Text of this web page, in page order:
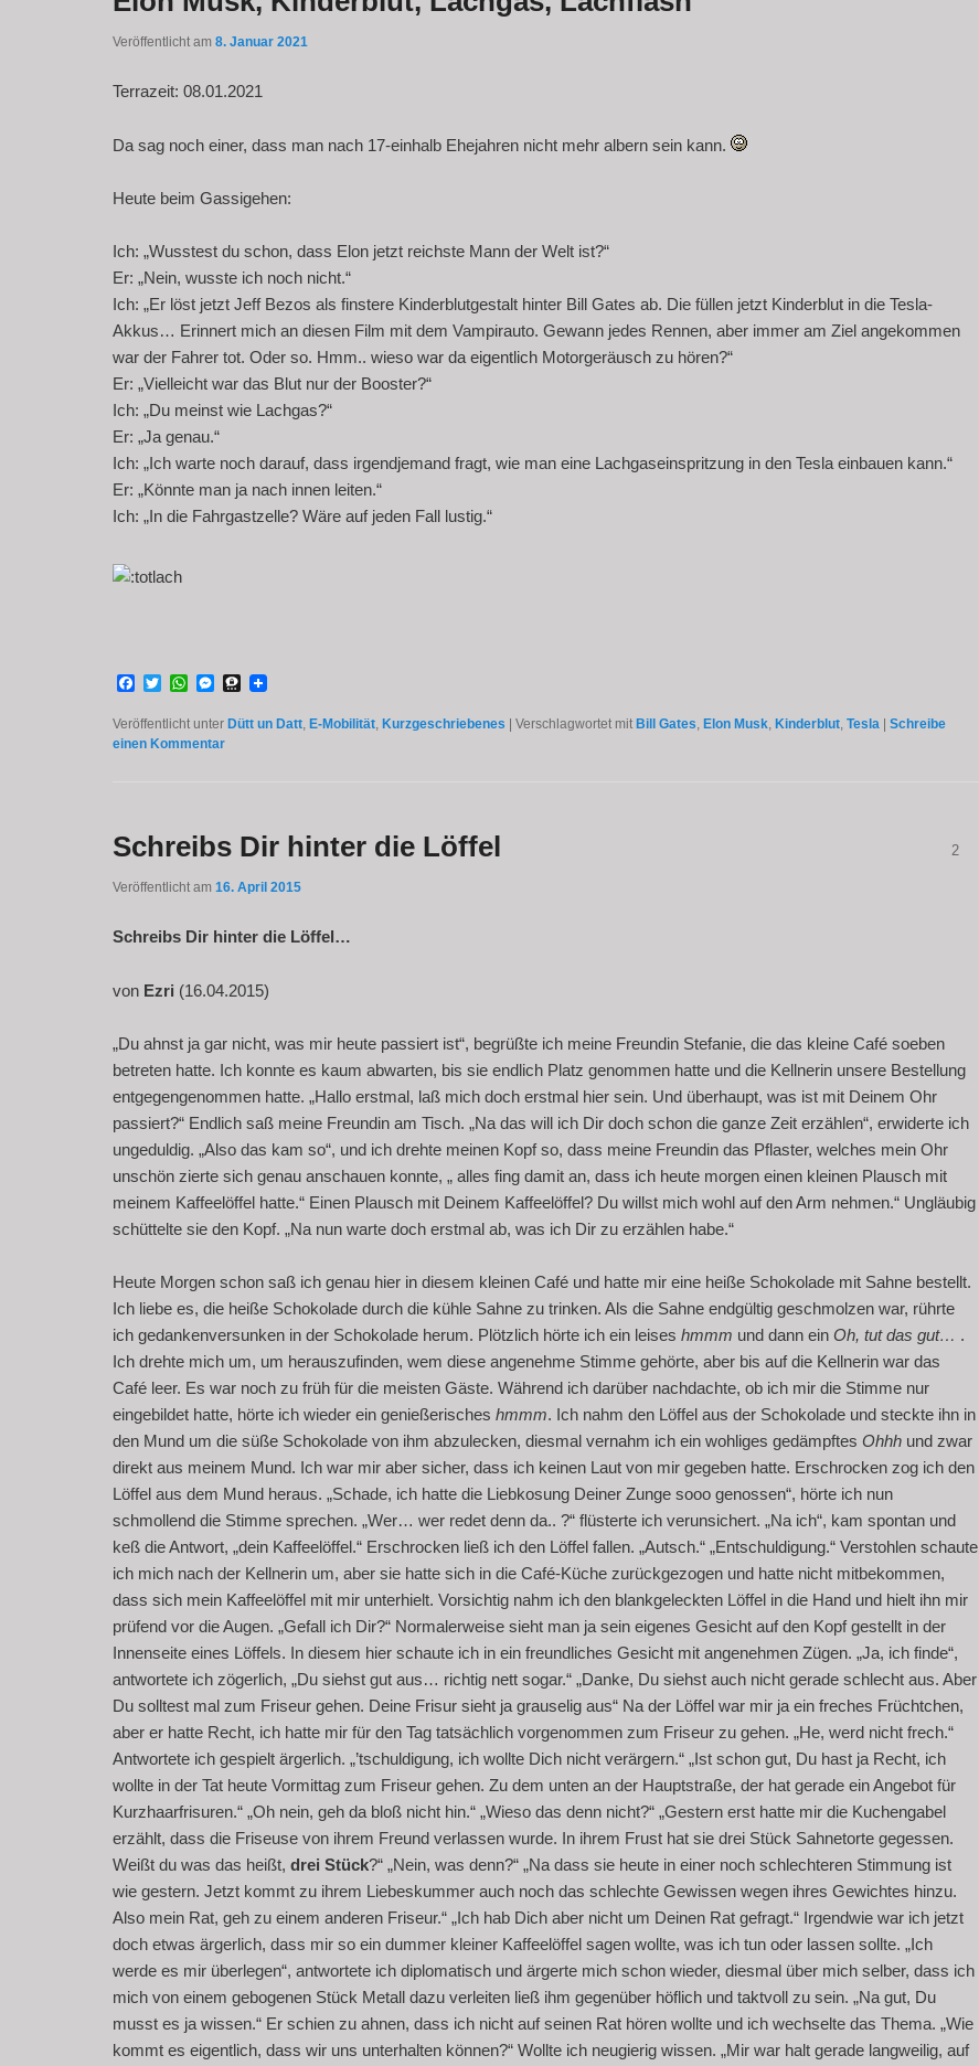
Veröffentlicht am8. Januar 2021
Terrazeit: 08.01.2021
Da sag noch einer, dass man nach 17-einhalb Ehejahren nicht mehr albern sein kann.
Heute beim Gassigehen:
Ich: „Wusstest du schon, dass Elon jetzt reichste Mann der Welt ist?“
Er: „Nein, wusste ich noch nicht.“
Ich: „Er löst jetzt Jeff Bezos als finstere Kinderblutgestalt hinter Bill Gates ab. Die füllen jetzt Kinderblut in die Tesla-
Akkus… Erinnert mich an diesen Film mit dem Vampirauto. Gewann jedes Rennen, aber immer am Ziel angekommen
war der Fahrer tot. Oder so. Hmm.. wieso war da eigentlich Motorgeräusch zu hören?“
Er: „Vielleicht war das Blut nur der Booster?“
Ich: „Du meinst wie Lachgas?“
Er: „Ja genau.“
Ich: „Ich warte noch darauf, dass irgendjemand fragt, wie man eine Lachgaseinspritzung in den Tesla einbauen kann.“
Er: „Könnte man ja nach innen leiten.“
Ich: „In die Fahrgastzelle? Wäre auf jeden Fall lustig.“
Facebook
TwitterWhatsApp
Messenger
Threema
Veröffentlicht unter Dütt un Datt, E-Mobilität, Kurzgeschriebenes |Verschlagwortet mit Bill Gates, Elon Musk, Kinderblut,Tesla |Schreibe
einen Kommentar
Schreibs Dir hinter die Löffel
Veröffentlicht am16. April 2015
2
Schreibs Dir hinter die Löffel…
von Ezri (16.04.2015)
„Du ahnst ja gar nicht, was mir heute passiert ist“, begrüßte ich meine Freundin Stefanie, die das kleine Café soeben
betreten hatte. Ich konnte es kaum abwarten, bis sie endlich Platz genommen hatte und die Kellnerin unsere Bestellung
entgegengenommen hatte. „Hallo erstmal, laß mich doch erstmal hier sein. Und überhaupt, was ist mit Deinem Ohr
passiert?“ Endlich saß meine Freundin am Tisch. „Na das will ich Dir doch schon die ganze Zeit erzählen“, erwiderte ich
ungeduldig. „Also das kam so“, und ich drehte meinen Kopf so, dass meine Freundin das Pflaster, welches mein Ohr
unschön zierte sich genau anschauen konnte, „ alles fing damit an, dass ich heute morgen einen kleinen Plausch mit
meinem Kaffeelöffel hatte.“ Einen Plausch mit Deinem Kaffeelöffel? Du willst mich wohl auf den Arm nehmen.“ Ungläubig
schüttelte sie den Kopf. „Na nun warte doch erstmal ab, was ich Dir zu erzählen habe.“
Heute Morgen schon saß ich genau hier in diesem kleinen Café und hatte mir eine heiße Schokolade mit Sahne bestellt.
Ich liebe es, die heiße Schokolade durch die kühle Sahne zu trinken. Als die Sahne endgültig geschmolzen war, rührte
ich gedankenversunken in der Schokolade herum. Plötzlich hörte ich ein leiseshmmm und dann einOh, tut das gut… .
Ich drehte mich um, um herauszufinden, wem diese angenehme Stimme gehörte, aber bis auf die Kellnerin war das
Café leer. Es war noch zu früh für die meisten Gäste. Während ich darüber nachdachte, ob ich mir die Stimme nur
eingebildet hatte, hörte ich wieder ein genießerischeshmmm. Ich nahm den Löffel aus der Schokolade und steckte ihn in
den Mund um die süße Schokolade von ihm abzulecken, diesmal vernahm ich ein wohliges gedämpftesOhhh und zwar
direkt aus meinem Mund. Ich war mir aber sicher, dass ich keinen Laut von mir gegeben hatte. Erschrocken zog ich den
Löffel aus dem Mund heraus. „Schade, ich hatte die Liebkosung Deiner Zunge sooo genossen“, hörte ich nun
schmollend die Stimme sprechen. „Wer… wer redet denn da.. ?“ flüsterte ich verunsichert. „Na ich“, kam spontan und
keß die Antwort, „dein Kaffeelöffel.“ Erschrocken ließ ich den Löffel fallen. „Autsch.“ „Entschuldigung.“ Verstohlen schaute
ich mich nach der Kellnerin um, aber sie hatte sich in die Café-Küche zurückgezogen und hatte nicht mitbekommen,
dass sich mein Kaffeelöffel mit mir unterhielt. Vorsichtig nahm ich den blankgeleckten Löffel in die Hand und hielt ihn mir
prüfend vor die Augen. „Gefall ich Dir?“ Normalerweise sieht man ja sein eigenes Gesicht auf den Kopf gestellt in der
Innenseite eines Löffels. In diesem hier schaute ich in ein freundliches Gesicht mit angenehmen Zügen. „Ja, ich finde“,
antwortete ich zögerlich, „Du siehst gut aus… richtig nett sogar.“ „Danke, Du siehst auch nicht gerade schlecht aus. Aber
Du solltest mal zum Friseur gehen. Deine Frisur sieht ja grauselig aus“ Na der Löffel war mir ja ein freches Früchtchen,
aber er hatte Recht, ich hatte mir für den Tag tatsächlich vorgenommen zum Friseur zu gehen. „He, werd nicht frech.“
Antwortete ich gespielt ärgerlich. „’tschuldigung, ich wollte Dich nicht verärgern.“ „Ist schon gut, Du hast ja Recht, ich
wollte in der Tat heute Vormittag zum Friseur gehen. Zu dem unten an der Hauptstraße, der hat gerade ein Angebot für
Kurzhaarfrisuren.“ „Oh nein, geh da bloß nicht hin.“ „Wieso das denn nicht?“ „Gestern erst hatte mir die Kuchengabel
erzählt, dass die Friseuse von ihrem Freund verlassen wurde. In ihrem Frust hat sie drei Stück Sahnetorte gegessen.
Weißt du was das heißt,drei Stück?“ „Nein, was denn?“ „Na dass sie heute in einer noch schlechteren Stimmung ist
wie gestern. Jetzt kommt zu ihrem Liebeskummer auch noch das schlechte Gewissen wegen ihres Gewichtes hinzu.
Also mein Rat, geh zu einem anderen Friseur.“ „Ich hab Dich aber nicht um Deinen Rat gefragt.“ Irgendwie war ich jetzt
doch etwas ärgerlich, dass mir so ein dummer kleiner Kaffeelöffel sagen wollte, was ich tun oder lassen sollte. „Ich
werde es mir überlegen“, antwortete ich diplomatisch und ärgerte mich schon wieder, diesmal über mich selber, dass ich
mich von einem gebogenen Stück Metall dazu verleiten ließ ihm gegenüber höflich und taktvoll zu sein. „Na gut, Du
musst es ja wissen.“ Er schien zu ahnen, dass ich nicht auf seinen Rat hören wollte und ich wechselte das Thema. „Wie
kommt es eigentlich, dass wir uns unterhalten können?“ Wollte ich neugierig wissen. „Mir war halt gerade langweilig, auf